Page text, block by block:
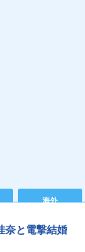
海外
奈と電撃結婚